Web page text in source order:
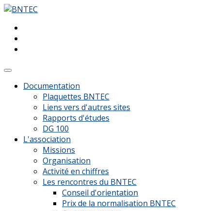
Documentation
Plaquettes BNTEC
Liens vers d'autres sites
Rapports d'études
DG 100
L'association
Missions
Organisation
Activité en chiffres
Les rencontres du BNTEC
Conseil d'orientation
Prix de la normalisation BNTEC